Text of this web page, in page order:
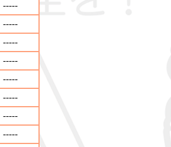
-----
-----
-----
-----
-----
-----
-----
-----